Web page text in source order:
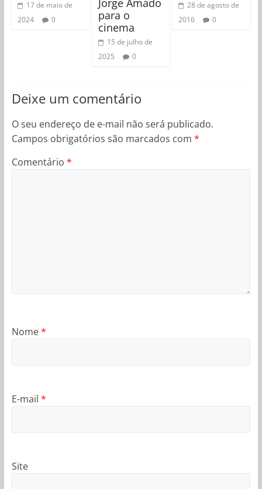
17 de maio de
2024
0
para o
cinema
15 de julho de
2025
0
28 de agosto de
2016
0
Deixe um comentário
O seu endereço de e-mail não será publicado.
Campos obrigatórios são marcados com *
Comentário *
Nome*
E-mail *
Site